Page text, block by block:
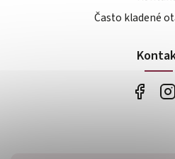
Často kladené